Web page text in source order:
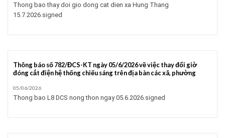
Thong bao thay doi gio dong cat dien xa Hung Thang
15.7.2026.signed
Thông báo số 782/ĐCS-KT ngày 05/6/2026 về việc thay đổi giờ
đóng cắt điện hệ thống chiếu sáng trên địa bàn các xã, phường
05/06/2026
Thong bao L8 DCS nong thon ngay 05.6.2026.signed